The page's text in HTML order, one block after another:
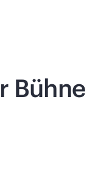
Bühne